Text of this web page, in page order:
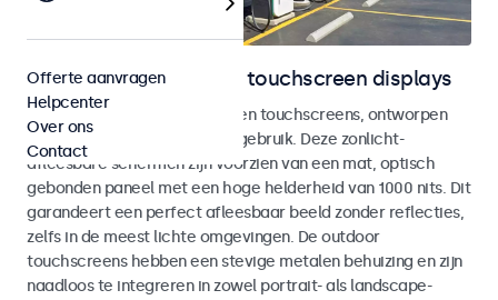
Outdoor monitoren en touchscreen displays
Weersbestendige monitoren en touchscreens, ontworpen
voor zowel binnen- als buitengebruik. Deze zonlicht-
afleesbare schermen zijn voorzien van een mat, optisch
gebonden paneel met een hoge helderheid van 1000 nits. Dit
garandeert een perfect afleesbaar beeld zonder reflecties,
zelfs in de meest lichte omgevingen. De outdoor
touchscreens hebben een stevige metalen behuizing en zijn
naadloos te integreren in zowel portrait- als landscape-
Offerte aanvragen
Helpcenter
Over ons
Contact